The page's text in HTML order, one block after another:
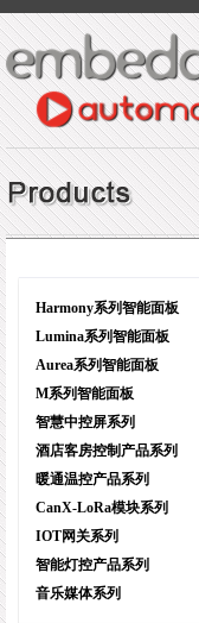
Harmony系列智能面板
Lumina系列智能面板
Aurea系列智能面板
M系列智能面板
智慧中控屏系列
酒店客房控制产品系列
暖通温控产品系列
CanX-LoRa模块系列
IOT网关系列
智能灯控产品系列
音乐媒体系列